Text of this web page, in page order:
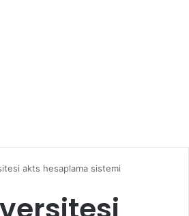
akts hesaplama sistemi